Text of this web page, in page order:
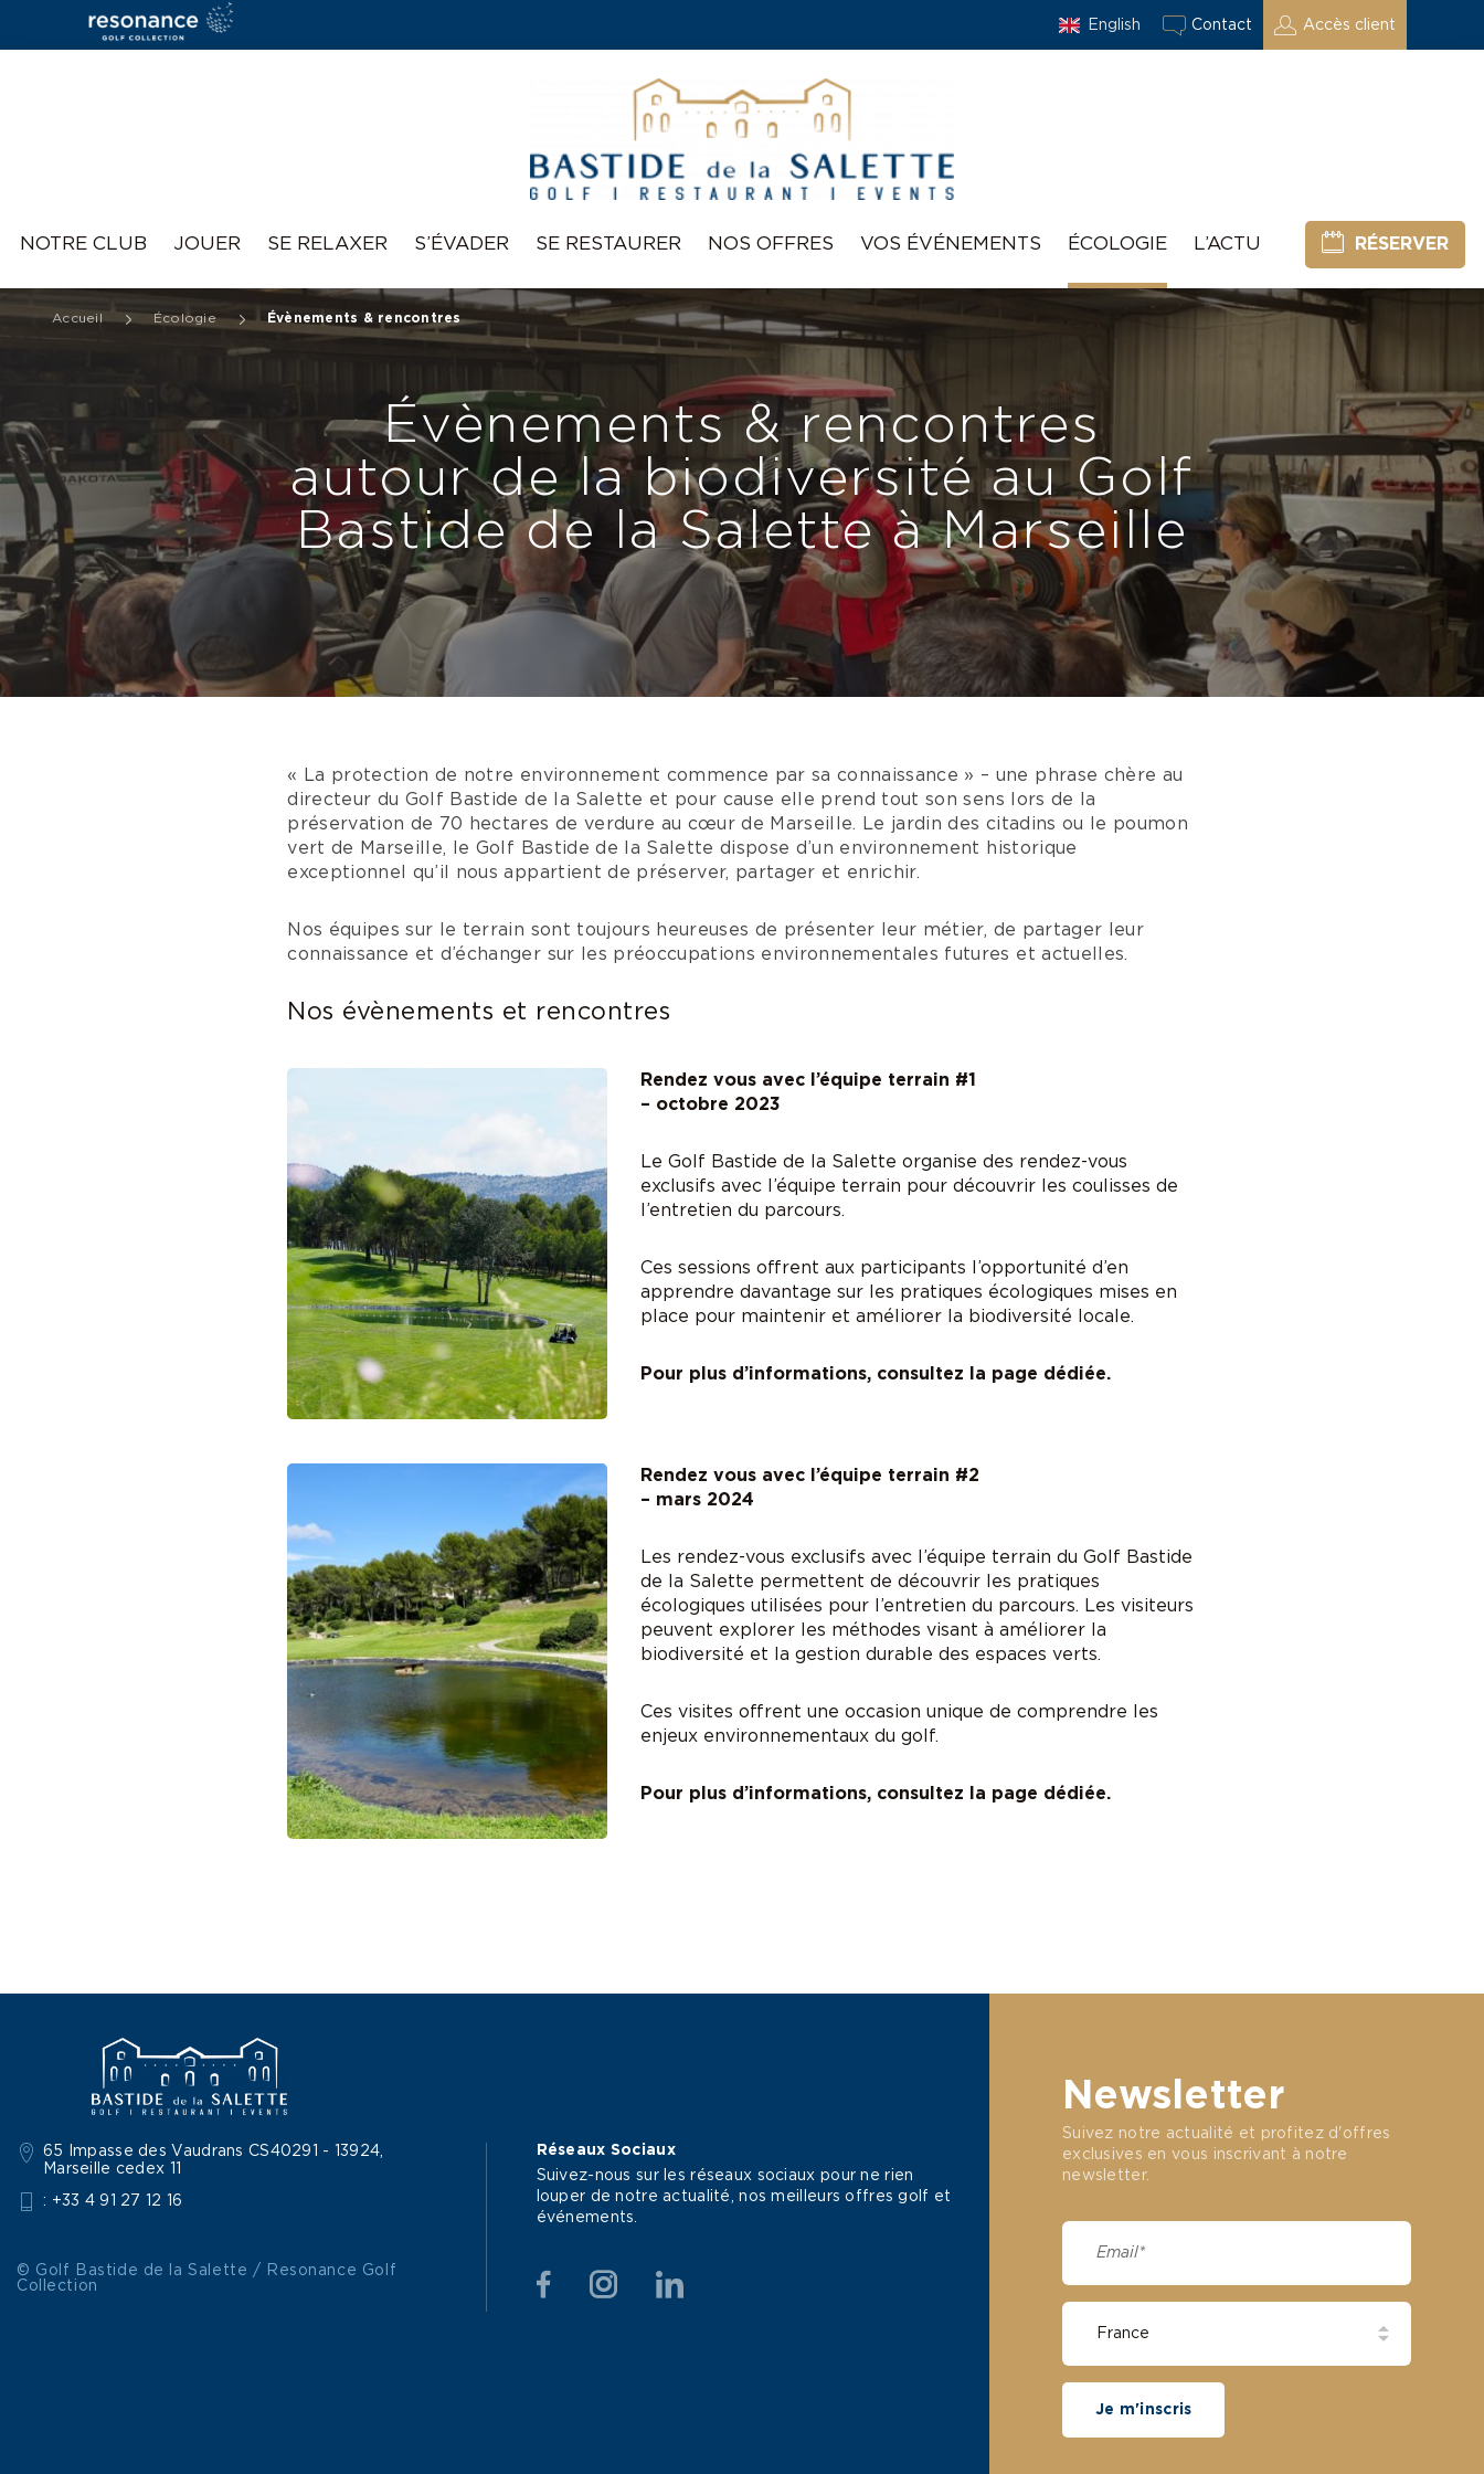
Resonance
English Contact Accès client
NOTRE CLUB JOUER SE RELAXER S’ÉVADER SE RESTAURER NOS OFFRES VOS ÉVÉNEMENTS ÉCOLOGIE L’ACTU RÉSERVER
Accueil Écologie Évènements & rencontres
Évènements & rencontres
autour de la biodiversité au Golf
Bastide de la Salette à Marseille
« La protection de notre environnement commence par sa connaissance » – une phrase chère au
directeur du Golf Bastide de la Salette et pour cause elle prend tout son sens lors de la
préservation de 70 hectares de verdure au cœur de Marseille. Le jardin des citadins ou le poumon
vert de Marseille, le Golf Bastide de la Salette dispose d’un environnement historique
exceptionnel qu’il nous appartient de préserver, partager et enrichir.
Nos équipes sur le terrain sont toujours heureuses de présenter leur métier, de partager leur
connaissance et d’échanger sur les préoccupations environnementales futures et actuelles.
Nos évènements et rencontres
Rendez vous avec l’équipe terrain #1
– octobre 2023
Le Golf Bastide de la Salette organise des rendez-vous
exclusifs avec l’équipe terrain pour découvrir les coulisses de
l’entretien du parcours.
Ces sessions offrent aux participants l’opportunité d’en
apprendre davantage sur les pratiques écologiques mises en
place pour maintenir et améliorer la biodiversité locale.
Pour plus d’informations, consultez la page dédiée.
Rendez vous avec l’équipe terrain #2
– mars 2024
Les rendez-vous exclusifs avec l’équipe terrain du Golf Bastide
de la Salette permettent de découvrir les pratiques
écologiques utilisées pour l’entretien du parcours. Les visiteurs
peuvent explorer les méthodes visant à améliorer la
biodiversité et la gestion durable des espaces verts.
Ces visites offrent une occasion unique de comprendre les
enjeux environnementaux du golf.
Pour plus d’informations, consultez la page dédiée.
65 Impasse des Vaudrans CS40291 - 13924,
Marseille cedex 11
: +33 4 91 27 12 16
© Golf Bastide de la Salette / Resonance Golf
Collection
Réseaux Sociaux
Suivez-nous sur les réseaux sociaux pour ne rien
louper de notre actualité, nos meilleurs offres golf et
événements.
FacebookInstagramLinkedin
Newsletter
Suivez notre actualité et profitez d'offres
exclusives en vous inscrivant à notre
newsletter.
Je m'inscris